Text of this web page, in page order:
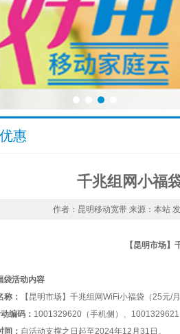
惠
千兆组网小福
作者：昆明移动宽带 来源：本站
【昆明市场】
袋活动内容
称： 【昆明市场】千兆组网WiFi小福袋（25元/月
编码： 1001329620（手机侧）、1001329621
间： 自活动支撑之日起至2024年12月31日。